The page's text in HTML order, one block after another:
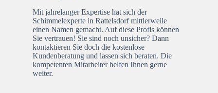
Mit jahrelanger Expertise hat sich der
Schimmelexperte in Rattelsdorf mittlerweile
einen Namen gemacht. Auf diese Profis können
Sie vertrauen! Sie sind noch unsicher? Dann
kontaktieren Sie doch die kostenlose
Kundenberatung und lassen sich beraten. Die
kompetenten Mitarbeiter helfen Ihnen gerne
weiter.